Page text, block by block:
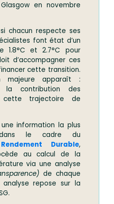
en novembre
chacun respecte ses
font état d’un
1.8°C et 2.7°C pour
d’accompagner ces
cette transition.
majeure apparaît :
la contribution des
cette trajectoire de
information la plus
le cadre du
Durable,
au calcul de la
via une analyse
de chaque
repose sur la